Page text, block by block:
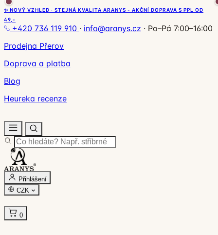
✨ NOVÝ VZHLED · STEJNÁ KVALITA ARANYS - AKČNÍ DOPRAVA S PPL OD
49,-
+420 736 119 910 · info@aranys.cz · Po–Pá 7:00–16:00
Prodejna Přerov
Doprava a platba
Blog
Heureka recenze
Přihlášení
CZK
0